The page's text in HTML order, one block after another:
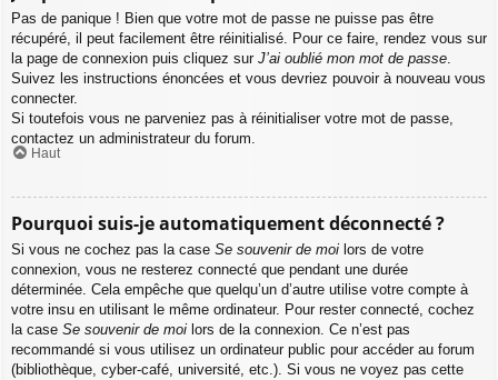
Pas de panique ! Bien que votre mot de passe ne puisse pas être
récupéré, il peut facilement être réinitialisé. Pour ce faire, rendez vous sur
la page de connexion puis cliquez sur J’ai oublié mon mot de passe
Suivez les instructions énoncées et vous devriez pouvoir à nouveau vous
connecter.
Si toutefois vous ne parveniez pas à réinitialiser votre mot de passe,
contactez un administrateur du forum.
Haut
Pourquoi suis-je automatiquement déconnecté ?
Si vous ne cochez pas la case Se souvenir de moi lors de votre
connexion, vous ne resterez connecté que pendant une durée
déterminée. Cela empêche que quelqu’un d’autre utilise votre compte à
votre insu en utilisant le même ordinateur. Pour rester connecté, cochez
la case Se souvenir de moi lors de la connexion. Ce n’est pas
recommandé si vous utilisez un ordinateur public pour accéder au forum
(bibliothèque, cyber-café, université, etc.). Si vous ne voyez pas cette